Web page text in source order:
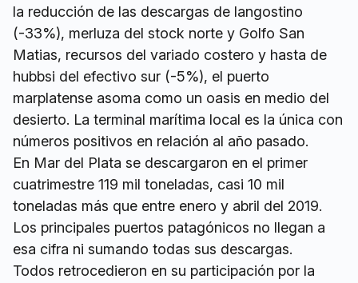
la reducción de las descargas de langostino
(-33%), merluza del stock norte y Golfo San
Matias, recursos del variado costero y hasta de
hubbsi del efectivo sur (-5%), el puerto
marplatense asoma como un oasis en medio del
desierto. La terminal marítima local es la única con
números positivos en relación al año pasado.
En Mar del Plata se descargaron en el primer
cuatrimestre 119 mil toneladas, casi 10 mil
toneladas más que entre enero y abril del 2019.
Los principales puertos patagónicos no llegan a
esa cifra ni sumando todas sus descargas.
Todos retrocedieron en su participación por la